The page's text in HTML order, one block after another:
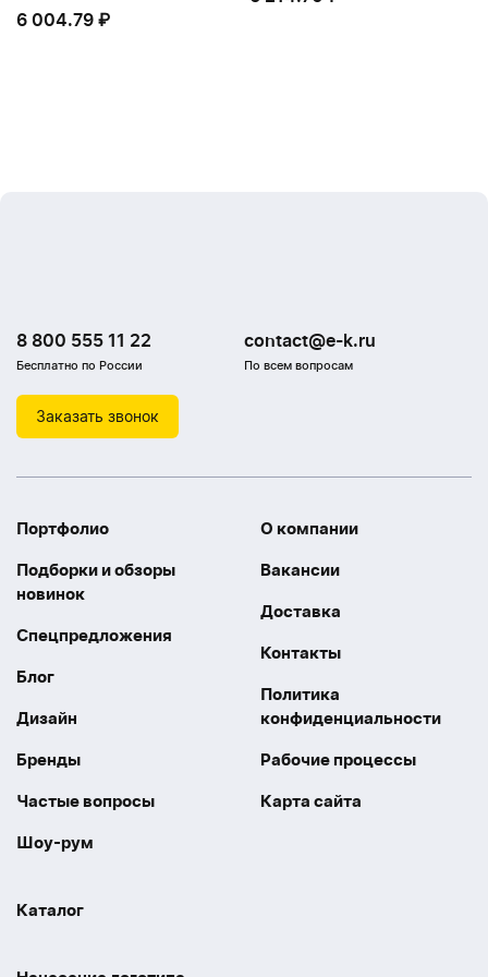
6 004.79 ₽
беспроводной зарядкой Sterilizer
Pro
8 800 555 11 22
Бесплатно по России
contact@e-k.ru
По всем вопросам
Заказать звонок
Портфолио
Подборки и обзоры
новинок
Спецпредложения
Блог
Дизайн
Бренды
Частые вопросы
Шоу-рум
О компании
Вакансии
Доставка
Контакты
Политика
конфиденциальности
Рабочие процессы
Карта сайта
Каталог